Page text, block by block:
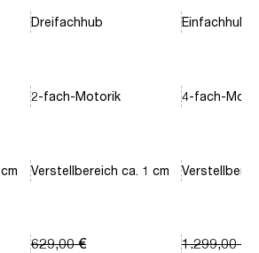
Dreifachhub
2-fach-Motorik
Verstellbereich ca. 1 cm
629,00 €
Einfachhub
4-fach-
1.299,00 €